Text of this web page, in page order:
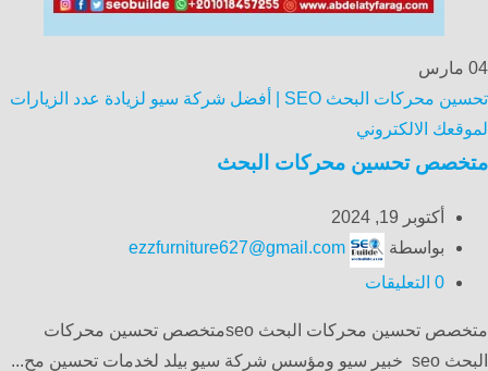
04 مارس
تحسين محركات البحث SEO | أفضل شركة سيو لزيادة عدد الزيارات
لموقعك الالكتروني
متخصص تحسين محركات البحث
أكتوبر 19, 2024
بواسطة
ezzfurniture627@gmail.com
0 التعليقات
متخصص تحسين محركات البحث seoمتخصص تحسين محركات
البحث seo خبير سيو ومؤسس شركة سيو بيلد لخدمات تحسين مح...